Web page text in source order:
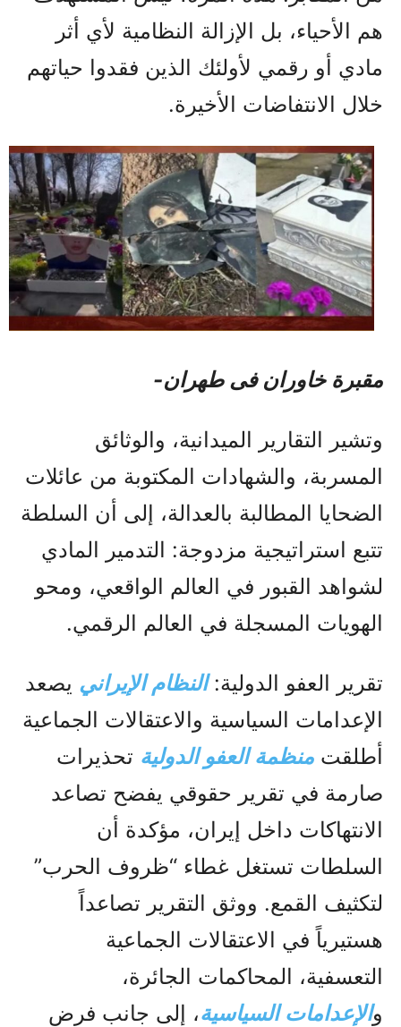
هم الأحياء، بل الإزالة النظامية لأي أثر
مادي أو رقمي لأولئك الذين فقدوا حياتهم
خلال الانتفاضات الأخيرة.
مقبرة خاوران فی طهران-
وتشير التقارير الميدانية، والوثائق
المسربة، والشهادات المكتوبة من عائلات
الضحايا المطالبة بالعدالة، إلى أن السلطة
تتبع استراتيجية مزدوجة: التدمير المادي
لشواهد القبور في العالم الواقعي، ومحو
الهويات المسجلة في العالم الرقمي.
تقرير العفو الدولية:النظام الإيراني يصعد
الإعدامات السياسية والاعتقالات الجماعية
أطلقت منظمة العفو الدولية تحذيرات
صارمة في تقرير حقوقي يفضح تصاعد
الانتهاكات داخل إيران، مؤكدة أن
السلطات تستغل غطاء “ظروف الحرب”
لتكثيف القمع. ووثق التقرير تصاعداً
هستيرياً في الاعتقالات الجماعية
التعسفية، المحاكمات الجائرة،
والإعدامات السياسية، إلى جانب فرض